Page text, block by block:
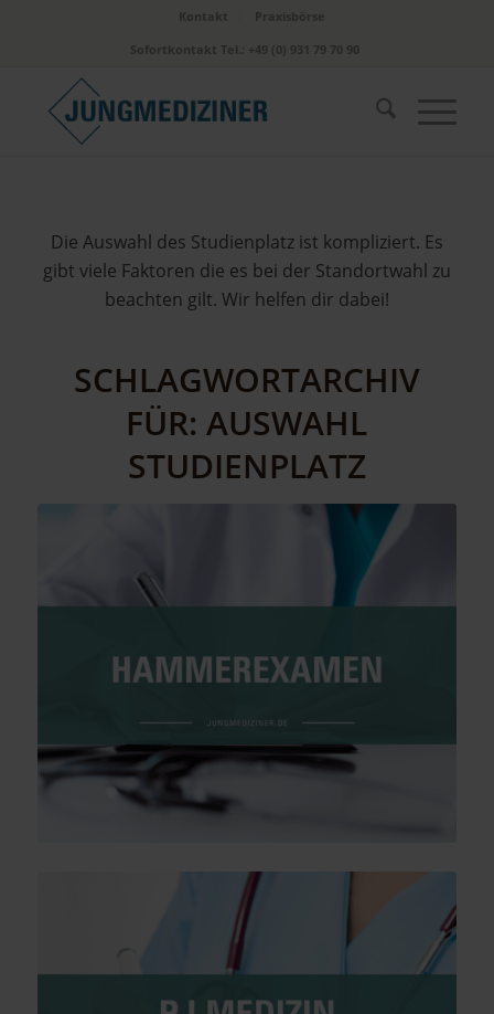
Kontakt
Praxisbörse
Sofortkontakt Tel.: +49 (0) 931 79 70 90
Die Auswahl des Studienplatz ist kompliziert. Es
gibt viele Faktoren die es bei der Standortwahl zu
beachten gilt. Wir helfen dir dabei!
SCHLAGWORTARCHIV
FÜR:AUSWAHL
STUDIENPLATZ